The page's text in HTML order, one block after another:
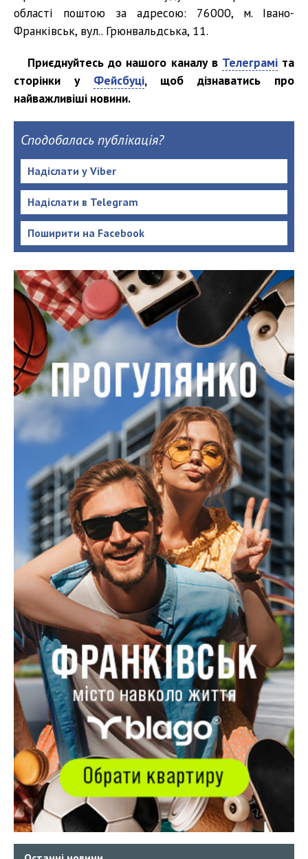
області поштою за адресою: 76000, м. Івано-
Франківськ, вул.. Грюнвальдська, 11.
Приєднуйтесь до нашого каналу в Телеграміта
сторінки у Фейсбуці, щоб дізнаватись про
найважливіші новини.
Сподобалась публікація?
Надіслати у Viber
Надіслати в Telegram
Поширити на Facebook